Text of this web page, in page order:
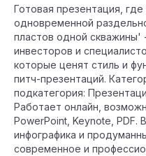
Готовая презентация,
одновременной
пластов одной скважины'
инвесторов и
которые ценят стиль и
питч-презентаций.
подкатегория:
Работает онлайн,
PowerPoint, Keynote, PDF.
инфографика и
современное и